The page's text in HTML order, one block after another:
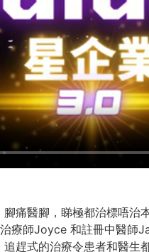
痛醫腳，睇極都治標唔治
療師Joyce 和註冊中醫師
趕式的治療令患者和醫